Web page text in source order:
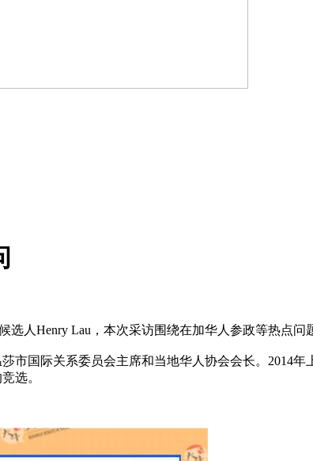
人Henry Lau，本次采访围绕在加华人参政等热点问
市国际关系委员会主席和当地华人协会会长。2014
选。